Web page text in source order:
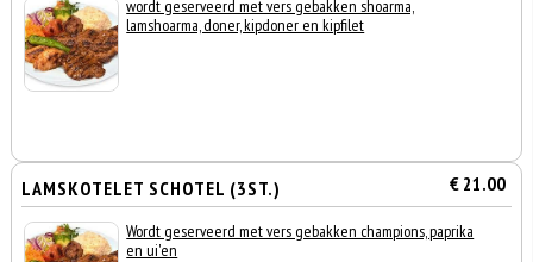
wordt geserveerd met vers gebakken shoarma,
lamshoarma, doner, kipdoner en kipfilet
LAMSKOTELET SCHOTEL (3ST.) € 21.00
Wordt geserveerd met vers gebakken champions, paprika
en ui'en